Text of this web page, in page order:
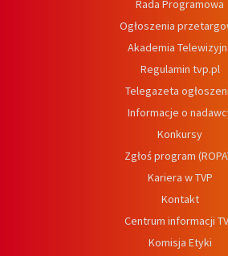
Rada Programowa
Ogłoszenia
Akademia
Regulamin tvp.pl
Telegazeta
Informacje o
Konkursy
Zgłoś program
Kariera w TVP
Kontakt
Centrum informacji
Komisja Etyki